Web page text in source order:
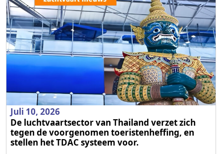
Juli 10, 2026
De luchtvaartsector van Thailand verzet zich
tegen de voorgenomen toeristenheffing, en
stellen het TDAC systeem voor.